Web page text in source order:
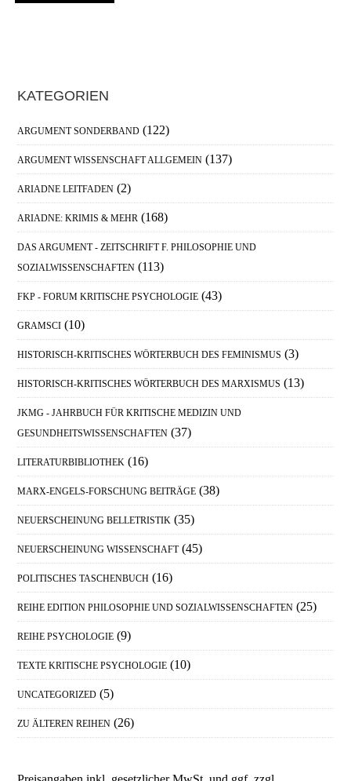
Haupt-
Sidebar
KATEGORIEN
ARGUMENT SONDERBAND (122)
ARGUMENT WISSENSCHAFT ALLGEMEIN (137)
ARIADNE LEITFADEN (2)
ARIADNE: KRIMIS & MEHR (168)
DAS ARGUMENT - ZEITSCHRIFT F. PHILOSOPHIE UND
SOZIALWISSENSCHAFTEN (113)
FKP - FORUM KRITISCHE PSYCHOLOGIE (43)
GRAMSCI (10)
HISTORISCH-KRITISCHES WÖRTERBUCH DES FEMINISMUS (3)
HISTORISCH-KRITISCHES WÖRTERBUCH DES MARXISMUS (13)
JKMG - JAHRBUCH FÜR KRITISCHE MEDIZIN UND
GESUNDHEITSWISSENSCHAFTEN (37)
LITERATURBIBLIOTHEK (16)
MARX-ENGELS-FORSCHUNG BEITRÄGE (38)
NEUERSCHEINUNG BELLETRISTIK (35)
NEUERSCHEINUNG WISSENSCHAFT (45)
POLITISCHES TASCHENBUCH (16)
REIHE EDITION PHILOSOPHIE UND SOZIALWISSENSCHAFTEN (25)
REIHE PSYCHOLOGIE (9)
TEXTE KRITISCHE PSYCHOLOGIE (10)
UNCATEGORIZED (5)
ZU ÄLTEREN REIHEN (26)